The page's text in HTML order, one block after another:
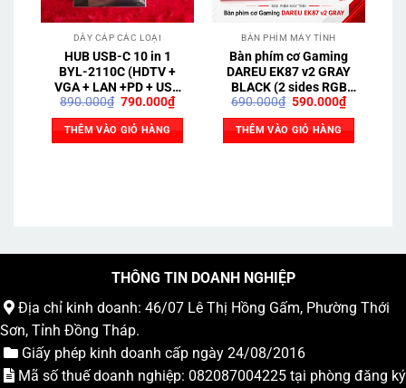
DÂY CÁP CÁC LOẠI
HUB USB-C 10 in 1
BYL-2110C (HDTV +
VGA + LAN +PD + USB
3.0 + TF + SD + USB-C)
890.000₫ Giá
là:
890.000₫.
790.000₫Giá
hiện
790.000₫.
THÊM VÀO GIỎ HÀNG
BÀN PHÍM MÁY TÍNH
Bàn phím cơ Gaming
DAREU EK87 v2 GRAY
BLACK (2 sides RGB
strip, Multi-Led, PBT
Double Shot OEM
profile, DareU DREAM
690.000₫ Giá
là:
690.000₫.
590.000₫Giá
hiện
590.000₫.
THÊM VÀO GIỎ HÀNG
THÔNG TIN DOANH NGHIỆP
Địa chỉ kinh doanh: 46/07 Lê Thị Hồng Gấm, Phường Thới
Sơn, Tỉnh Đồng Tháp.
Giấy phép kinh doanh cấp ngày 24/08/2016
Mã số thuế doanh nghiệp: 082087004225 tại phòng đăng ký